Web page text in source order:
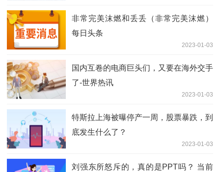
非常完美沫燃和丢丢（非常完美沫燃）
每日头条
2023-01-03
国内互卷的电商巨头们，又要在海外交手
了-世界热讯
2023-01-03
特斯拉上海被曝停产一周，股票暴跌，到
底发生什么了？
2023-01-03
刘强东所怒斥的，真的是PPT吗？ 当前